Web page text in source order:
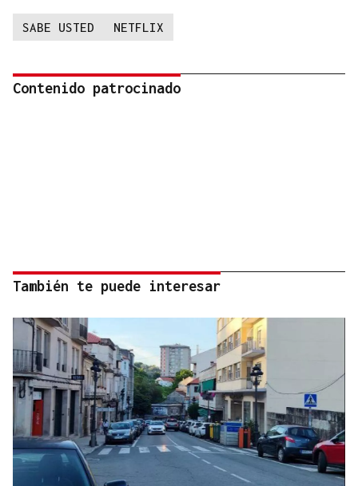
SABE USTED NETFLIX
Contenido patrocinado
También te puede interesar